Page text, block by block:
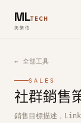
MLTECH
美樂信
← 全部工具
SALES
社群銷售
如何使用社群
銷售目標描述，